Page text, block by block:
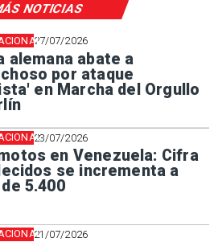
NOTICIAS
27/07/2026
alemana abate a
por ataque
en Marcha del Orgullo
23/07/2026
en Venezuela: Cifra
se incrementa a
5.400
21/07/2026